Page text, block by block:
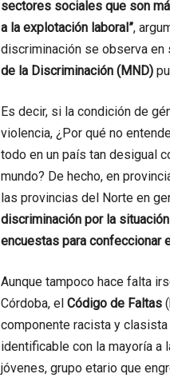
sectores sociales que son
a la explotación laboral”,
discriminación se observa en
de la Discriminación (MND)
Es decir, si la condición de
violencia, ¿Por qué no
todo en un país tan desigual
mundo? De hecho, en
las provincias del Norte en
discriminación por la
encuestas para confeccionar
Aunque tampoco hace falta
Córdoba, el Código de Faltas
componente racista y clasista
identificable con la mayoría a
jóvenes, grupo etario que